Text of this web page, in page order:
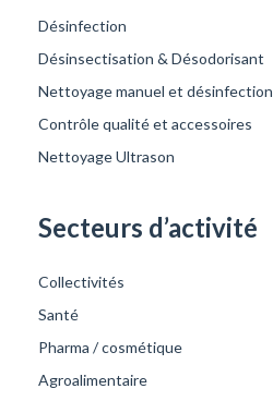
Désinfection
Désinsectisation & Désodorisant
Nettoyage manuel et désinfection
Contrôle qualité et accessoires
Nettoyage Ultrason
Secteurs d’activité
Collectivités
Santé
Pharma / cosmétique
Agroalimentaire